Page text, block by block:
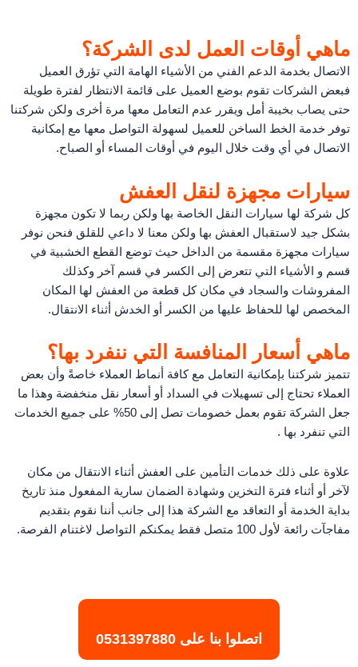
ماهي أوقات العمل لدى الشركة؟
الاتصال بخدمة الدعم الفني من الأشياء الهامة التي تؤرق العميل
فبعض الشركات تقوم بوضع العميل على قائمة الانتظار لفترة طويلة
حتى يصاب بخيبة أمل ويقرر عدم التعامل معها مرة أخرى ولكن شركتنا
توفر خدمة الخط الساخن للعميل لسهولة التواصل معها مع إمكانية
الاتصال في أي وقت خلال اليوم في أوقات المساء أو الصباح.
سيارات مجهزة لنقل العفش
كل شركة لها سيارات النقل الخاصة بها ولكن ربما لا تكون مجهزة
بشكل جيد لاستقبال العفش بها ولكن معنا لا داعي للقلق فنحن نوفر
سيارات مجهزة مقسمة من الداخل حيث توضع القطع الخشبية في
قسم و الأشياء التي تتعرض إلى الكسر في قسم آخر وكذلك
المفروشات والسجاد في مكان كل قطعة من العفش لها المكان
المخصص لها للحفاظ عليها من الكسر أو الخدش أثناء الانتقال.
ماهي أسعار المنافسة التي ننفرد بها؟
تتميز شركتنا بإمكانية التعامل مع كافة أنماط العملاء خاصةً وأن بعض
العملاء تحتاج إلى تسهيلات في السداد أو أسعار نقل منخفضة وهذا ما
جعل الشركة تقوم بعمل خصومات تصل إلى 50% على جميع الخدمات
التي تنفرد بها .
علاوة على ذلك خدمات التأمين على العفش أثناء الانتقال من مكان
لآخر أو أثناء فترة التخزين وشهادة الضمان سارية المفعول منذ تاريخ
بداية الخدمة أو التعاقد مع الشركة هذا إلى جانب أننا نقوم بتقديم
مفاجآت رائعة لأول 100 متصل فقط يمكنكم التواصل لاغتنام الفرصة.
اتصلوا بنا على 0531397880